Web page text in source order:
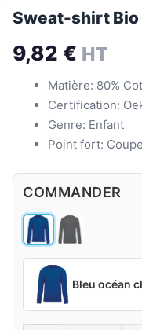
Sweat-shirt Bio
9,82 € HT
Matière: 80%
Certification:
Genre: Enfant
Point fort:
COMMANDER
Bleu océan